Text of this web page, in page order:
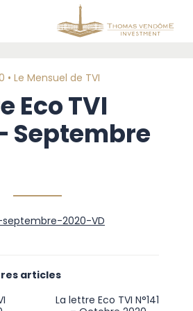
• Le Mensuel de TVI
Eco TVI
Septembre
septembre-2020-VD
articles
La lettre Eco TVI N°141